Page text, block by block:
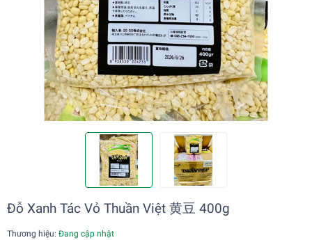
Đỗ Xanh Tác Vỏ Thuần Việt 黄豆 400g
Thương hiệu: Đang cập nhật